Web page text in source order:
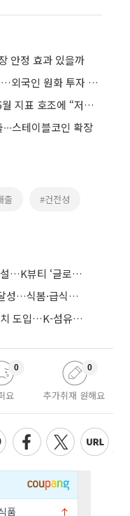
안정 효과 있을까
우리은행 런던트레이딩센터 英 인가…외국인 원화 투자 유치
항공주, 고유가·고환율 뚫고 강세⋯5월 지표 호조에 “저점 매수”
스테이블코인 확장
출 #건전성
로벌 라방 판매’ 확대
CJ프레시웨이, 2분기 매출 9232억 달성…식봄·급식사업 성장
영원무역, 국산 섬유장비 100억원어치 도입…K-섬유 상생 강화
요
0
추가취재 원해요
0